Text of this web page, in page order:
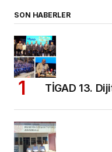
SON HABERLER
TİGAD 13.